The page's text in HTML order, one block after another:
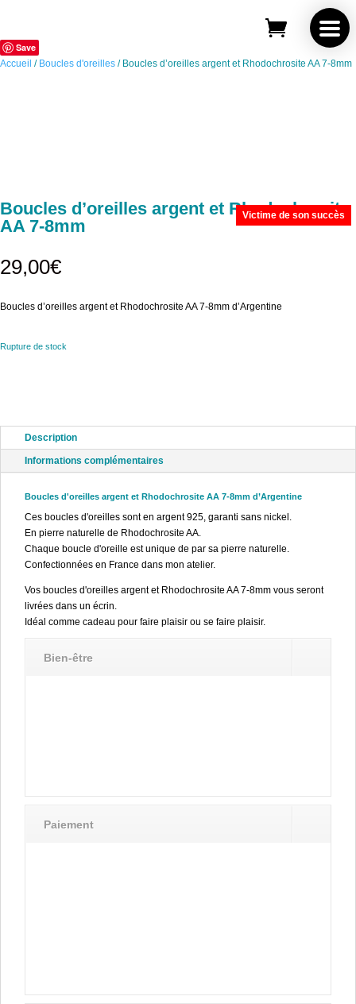
Save
Accueil / Boucles d'oreilles / Boucles d’oreilles argent et Rhodochrosite AA 7-8mm
Boucles d’oreilles argent et Rhodochrosite
AA 7-8mm
29,00€
Victime de son succès
Boucles d’oreilles argent et Rhodochrosite AA 7-8mm d’Argentine
Rupture de stock
Description
Informations complémentaires
Boucles d'oreilles argent et Rhodochrosite AA 7-8mm d’Argentine
Ces boucles d'oreilles sont en argent 925, garanti sans nickel.
En pierre naturelle de Rhodochrosite AA.
Chaque boucle d'oreille est unique de par sa pierre naturelle.
Confectionnées en France dans mon atelier.
Vos boucles d'oreilles argent et Rhodochrosite AA 7-8mm vous seront
livrées dans un écrin.
Idéal comme cadeau pour faire plaisir ou se faire plaisir.
Bien-être
Paiement